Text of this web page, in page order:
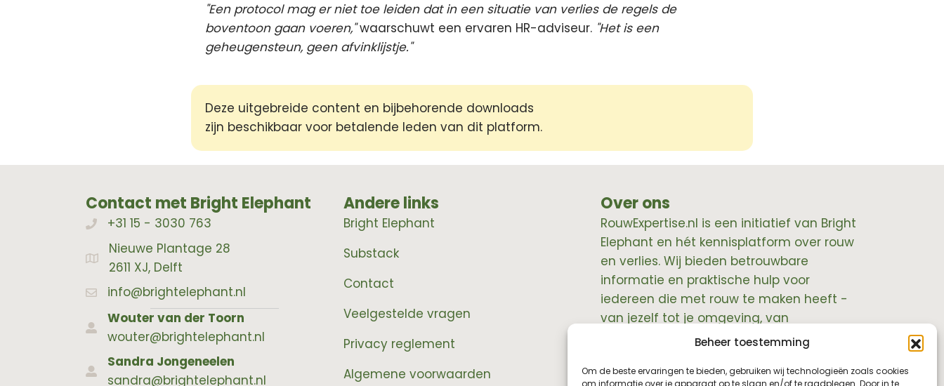
Beheer toestemming
Om de beste ervaringen te bieden, gebruiken wij technologieën zoals cookies
om informatie over je apparaat op te slaan en/of te raadplegen. Door in te
"Een protocol mag er niet toe leiden dat in een situatie van verlies de regels de
boventoon gaan voeren,"waarschuwt een ervaren HR-adviseur. "Het is een
geheugensteun, geen afvinklijstje."
Deze uitgebreide content en bijbehorende downloads
zijn beschikbaar voor betalende leden van dit platform.
Contact met Bright Elephant
Bellen met Bright Elephant
+31 15 - 3030 763
Adres Bright Elephant
Nieuwe Plantage 28
2611 XJ, Delft
info@brightelephant.nl
Wouter van der Toorn
wouter@brightelephant.nl
Sandra Jongeneelen
sandra@brightelephant.nl
Andere links
Bright Elephant
Substack
Contact
Veelgestelde vragen
Privacy reglement
Algemene voorwaarden
Over ons
RouwExpertise.nl is een initiatief van Bright
Elephant en hét kennisplatform over rouw
en verlies. Wij bieden betrouwbare
informatie en praktische hulp voor
iedereen die met rouw te maken heeft -
van jezelf tot je omgeving, van
professionals tot leidinggevenden.